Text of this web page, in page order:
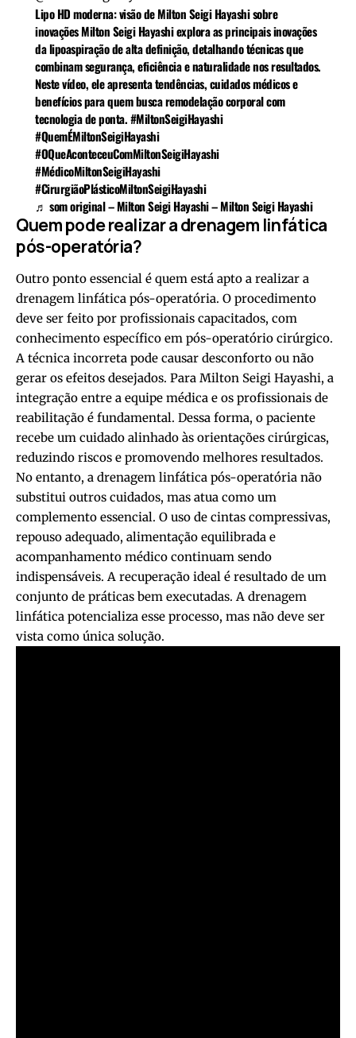
Lipo HD moderna: visão de Milton Seigi Hayashi sobre
inovações Milton Seigi Hayashi explora as principais inovações
da lipoaspiração de alta definição, detalhando técnicas que
combinam segurança, eficiência e naturalidade nos resultados.
Neste vídeo, ele apresenta tendências, cuidados médicos e
benefícios para quem busca remodelação corporal com
tecnologia de ponta.#MiltonSeigiHayashi
#QuemÉMiltonSeigiHayashi
#OQueAconteceuComMiltonSeigiHayashi
#MédicoMiltonSeigiHayashi
#CirurgiãoPlásticoMiltonSeigiHayashi
♬ som original – Milton Seigi Hayashi – Milton Seigi Hayashi
Quem pode realizar a drenagem linfática
pós-operatória?
Outro ponto essencial é quem está apto a realizar a
drenagem linfática pós-operatória. O procedimento
deve ser feito por profissionais capacitados, com
conhecimento específico em pós-operatório cirúrgico.
A técnica incorreta pode causar desconforto ou não
gerar os efeitos desejados. Para Milton Seigi Hayashi, a
integração entre a equipe médica e os profissionais de
reabilitação é fundamental. Dessa forma, o paciente
recebe um cuidado alinhado às orientações cirúrgicas,
reduzindo riscos e promovendo melhores resultados.
No entanto, a drenagem linfática pós-operatória não
substitui outros cuidados, mas atua como um
complemento essencial. O uso de cintas compressivas,
repouso adequado, alimentação equilibrada e
acompanhamento médico continuam sendo
indispensáveis. A recuperação ideal é resultado de um
conjunto de práticas bem executadas. A drenagem
linfática potencializa esse processo, mas não deve ser
vista como única solução.